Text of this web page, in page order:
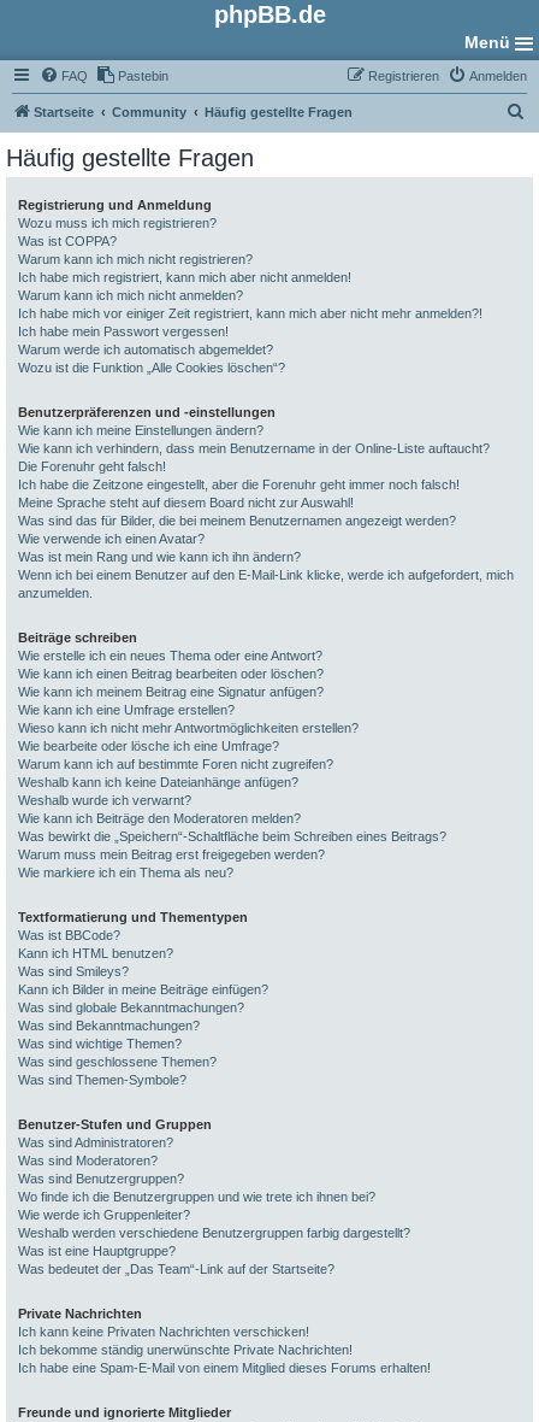
phpBB.de
Menü
FAQ Pastebin Anmelden
Registrieren
Startseite Community Häufig gestellte Fragen
Häufig gestellte Fragen
Registrierung und Anmeldung
Wozu muss ich mich registrieren?
Was ist COPPA?
Warum kann ich mich nicht registrieren?
Ich habe mich registriert, kann mich aber nicht anmelden!
Warum kann ich mich nicht anmelden?
Ich habe mich vor einiger Zeit registriert, kann mich aber nicht mehr anmelden?!
Ich habe mein Passwort vergessen!
Warum werde ich automatisch abgemeldet?
Wozu ist die Funktion „Alle Cookies löschen“?
Benutzerpräferenzen und -einstellungen
Wie kann ich meine Einstellungen ändern?
Wie kann ich verhindern, dass mein Benutzername in der Online-Liste auftaucht?
Die Forenuhr geht falsch!
Ich habe die Zeitzone eingestellt, aber die Forenuhr geht immer noch falsch!
Meine Sprache steht auf diesem Board nicht zur Auswahl!
Was sind das für Bilder, die bei meinem Benutzernamen angezeigt werden?
Wie verwende ich einen Avatar?
Was ist mein Rang und wie kann ich ihn ändern?
Wenn ich bei einem Benutzer auf den E-Mail-Link klicke, werde ich aufgefordert, mich
anzumelden.
Beiträge schreiben
Wie erstelle ich ein neues Thema oder eine Antwort?
Wie kann ich einen Beitrag bearbeiten oder löschen?
Wie kann ich meinem Beitrag eine Signatur anfügen?
Wie kann ich eine Umfrage erstellen?
Wieso kann ich nicht mehr Antwortmöglichkeiten erstellen?
Wie bearbeite oder lösche ich eine Umfrage?
Warum kann ich auf bestimmte Foren nicht zugreifen?
Weshalb kann ich keine Dateianhänge anfügen?
Weshalb wurde ich verwarnt?
Wie kann ich Beiträge den Moderatoren melden?
Was bewirkt die „Speichern“-Schaltfläche beim Schreiben eines Beitrags?
Warum muss mein Beitrag erst freigegeben werden?
Wie markiere ich ein Thema als neu?
Textformatierung und Thementypen
Was ist BBCode?
Kann ich HTML benutzen?
Was sind Smileys?
Kann ich Bilder in meine Beiträge einfügen?
Was sind globale Bekanntmachungen?
Was sind Bekanntmachungen?
Was sind wichtige Themen?
Was sind geschlossene Themen?
Was sind Themen-Symbole?
Benutzer-Stufen und Gruppen
Was sind Administratoren?
Was sind Moderatoren?
Was sind Benutzergruppen?
Wo finde ich die Benutzergruppen und wie trete ich ihnen bei?
Wie werde ich Gruppenleiter?
Weshalb werden verschiedene Benutzergruppen farbig dargestellt?
Was ist eine Hauptgruppe?
Was bedeutet der „Das Team“-Link auf der Startseite?
Private Nachrichten
Ich kann keine Privaten Nachrichten verschicken!
Ich bekomme ständig unerwünschte Private Nachrichten!
Ich habe eine Spam-E-Mail von einem Mitglied dieses Forums erhalten!
Freunde und ignorierte Mitglieder